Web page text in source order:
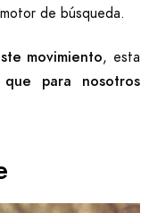
de búsqueda.
movimiento, esta
para nosotros